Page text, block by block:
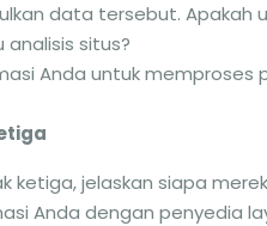
data tersebut. Apakah
situs?
Anda untuk memproses
ketiga, jelaskan siapa
Anda dengan penyedia